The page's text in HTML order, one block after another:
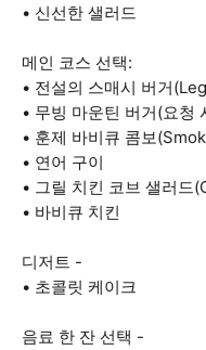
• 신선한 샐러드
메인 코스 선택:
• 전설의 스매시 버거
• 무빙 마운틴 버거(요청
• 훈제 바비큐 콤보
• 연어 구이
• 그릴 치킨 코브 샐러
• 바비큐 치킨
디저트 -
• 초콜릿 케이크
음료 한 잔 선택 -